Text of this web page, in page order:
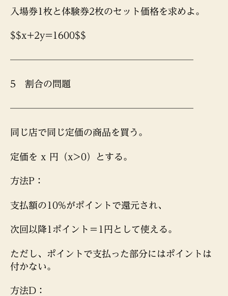
入場券1枚と体験券2枚のセット価格を求めよ。
$$x+2y=1600$$
────────────────────
5 割合の問題
────────────────────
同じ店で同じ定価の商品を買う。
定価を x 円（x>0）とする。
方法P：
支払額の10%がポイントで還元され、
次回以降1ポイント＝1円として使える。
ただし、ポイントで支払った部分にはポイントは
付かない。
方法D：